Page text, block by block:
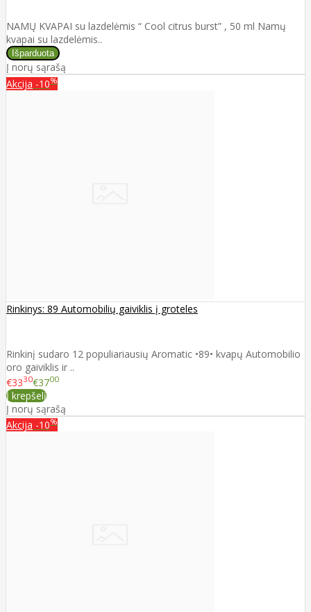
NAMŲ KVAPAI su lazdelėmis “ Cool citrus burst” , 50 ml Namų
kvapai su lazdelėmis..
Į norų sąrašą
Akcija -10%
Rinkinys: 89 Automobilių gaiviklis į groteles
Rinkinį sudaro 12 populiariausių Aromatic •89• kvapų Automobilio
oro gaiviklis ir ..
€3330€3700
Į krepšelį
Į norų sąrašą
Akcija -10%